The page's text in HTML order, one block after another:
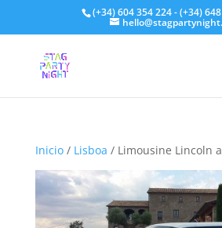
(+34) 604 354 224 - (+34)
Inicio/ Lisboa / Limousine Lincoln